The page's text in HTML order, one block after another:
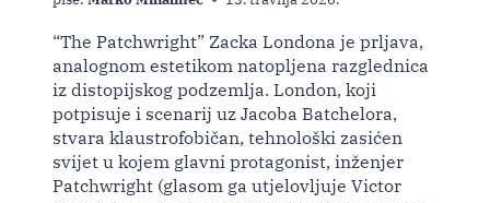
“The Patchwright” Zacka Londona je prljava,
analognom estetikom natopljena razglednica
iz distopijskog podzemlja. London, koji
potpisuje i scenarij uz Jacoba Batchelora,
stvara klaustrofobičan, tehnološki zasićen
svijet u kojem glavni protagonist, inženjer
Patchwright (glasom ga utjelovljuje Victor